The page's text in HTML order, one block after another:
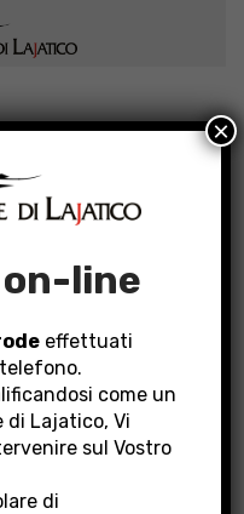
DELLA BANCA
USO
PER
BACK
LE
line
effettuati
come un
di Lajatico, Vi
sul Vostro
di
×